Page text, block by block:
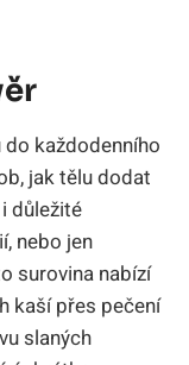
každodenního
jak tělu dodat
důležité
nebo jen
surovina nabízí
kaší přes pečení
slaných